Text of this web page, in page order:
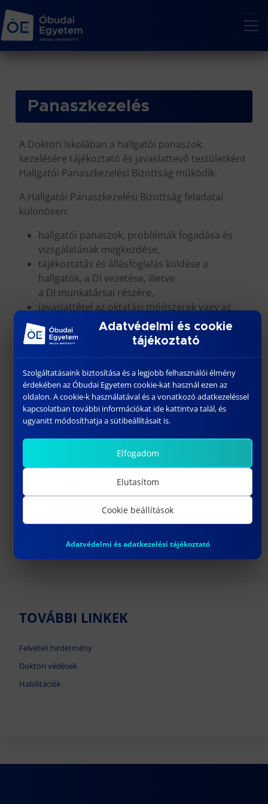
Panaszkezelés
A Doktori Iskolában a hallgatói panaszok
kezelésére tájékoztató és javaslattevő testületként
Hallgatói Panaszkezelési Bizottság működik.
A Hallgatói Panaszkezelési Bizottság feladatai
különösen:
hallgatói panaszok, problémák fogadása és
vizsgálatának megkezdése,
tájékoztatás és állásfoglalás küldése a
hallgatók, a DI vezetése, illetve
a DI munkatársai részére,
javaslattétel az oktatási módszerek vagy az
oktatói munka minőségének fejlesztésére,
félévente beszámoló készítése a DI vezető
részére a doktoranduszi panaszok minőségi,
elemzéséről.
A Hallgatói Panaszkezelési Bizottság 3 szavazati
joggal és 1 tanácskozási joggal rendelkező főből
DI elnök-helyettes (1fő),
DI által jelölt DI törzstag (1 fő),
Hallgatói Panaszkezelő Bizottság állandó
Önkormányzat delegáltja (1 fő).
TOVÁBBI LINKEK
Felvételi hirdetmény
Doktori védések
Habilitációk
Adatvédelmi és cookie
tájékoztató
Szolgáltatásaink biztosítása és a legjobb felhasználói élmény
érdekében az Óbudai Egyetem cookie-kat használ ezen az
oldalon. A cookie-k használatával és a vonatkozó adatkezeléssel
kapcsolatban további információkat ide kattintva talál, és
ugyanitt módosíthatja a sütibeállításait is.
Elfogadom
Elutasítom
Cookie beállítások
Adatvédelmi és adatkezelési tájékoztató